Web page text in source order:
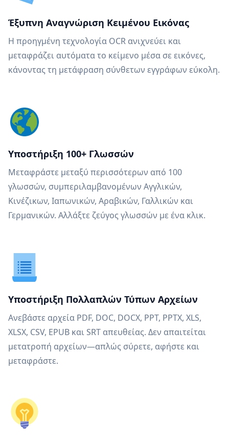
Έξυπνη Αναγνώριση Κειμένου Εικόνας
Η προηγμένη τεχνολογία OCR ανιχνεύει και
μεταφράζει αυτόματα το κείμενο μέσα σε εικόνες,
κάνοντας τη μετάφραση σύνθετων εγγράφων εύκολη.
Υποστήριξη 100+ Γλωσσών
Μεταφράστε μεταξύ περισσότερων από 100
γλωσσών, συμπεριλαμβανομένων Αγγλικών,
Κινέζικων, Ιαπωνικών, Αραβικών, Γαλλικών και
Γερμανικών. Αλλάξτε ζεύγος γλωσσών με ένα κλικ.
Υποστήριξη Πολλαπλών Τύπων Αρχείων
Ανεβάστε αρχεία PDF, DOC, DOCX, PPT, PPTX, XLS,
XLSX, CSV, EPUB και SRT απευθείας. Δεν απαιτείται
μετατροπή αρχείων—απλώς σύρετε, αφήστε και
μεταφράστε.